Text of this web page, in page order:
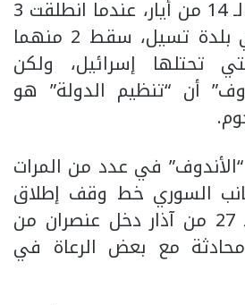
مثل ما حصل يوم الـ 14 من أيار، عندما انطلقت 3
صواريخ من شمالي بلدة تسيل، سقط 2 منهما
تحتلها إسرائيل، ولكن
أن “تنظيم الدولة” هو
في عدد من المرات
السوري خط وقف إطلاق
النار، ولكن في الـ 27 من آذار دخل عنصران من
مع بعض الرعاة في